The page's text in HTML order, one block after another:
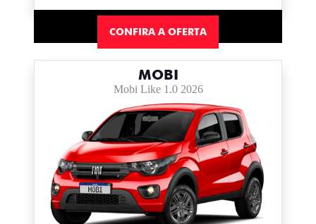
CONFIRA A OFERTA
MOBI
Mobi Like 1.0 2026